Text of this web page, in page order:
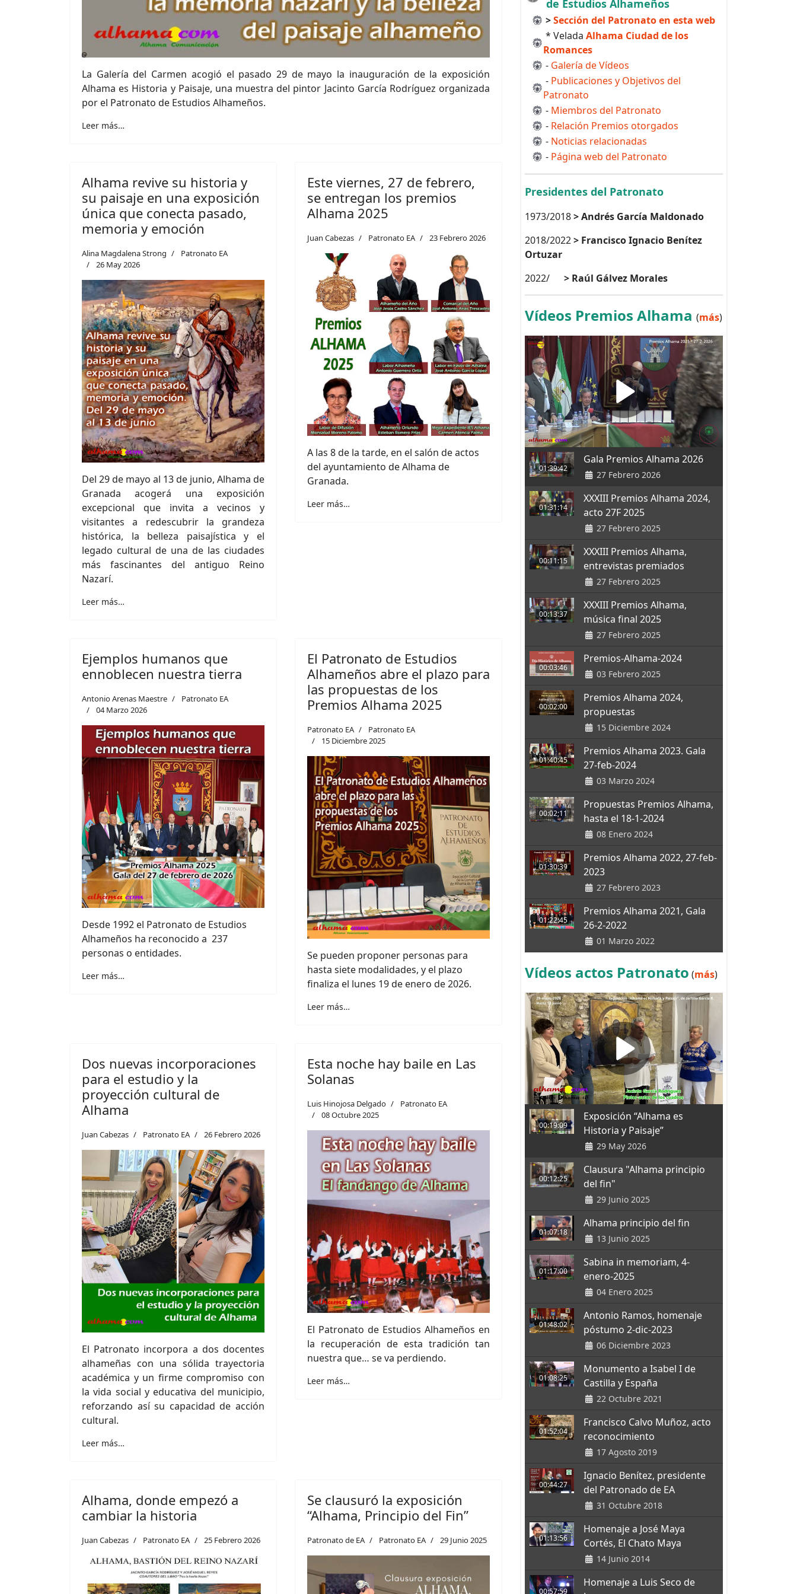
La Galería del Carmen acogió el pasado 29 de mayo la inauguración de la exposición
Alhama es Historia y Paisaje, una muestra del pintor Jacinto García Rodríguez organizada
por el Patronato de Estudios Alhameños.
Leer más…
Alhama revive su historia y
su paisaje en una exposición
única que conecta pasado,
memoria y emoción
Alina Magdalena Strong
Patronato EA
26 May 2026
Del 29 de mayo al 13 de junio, Alhama de
Granada acogerá una exposición
excepcional que invita a vecinos y
visitantes a redescubrir la grandeza
histórica, la belleza paisajística y el
legado cultural de una de las ciudades
más fascinantes del antiguo Reino
Nazarí.
Leer más…
Este viernes, 27 de febrero,
se entregan los premios
Alhama 2025
Juan Cabezas Patronato EA 23 Febrero 2026
A las 8 de la tarde, en el salón de actos
del ayuntamiento de Alhama de
Granada.
Leer más…
Ejemplos humanos que
ennoblecen nuestra tierra
Antonio Arenas Maestre
Patronato EA
04 Marzo 2026
Desde 1992 el Patronato de Estudios
Alhameños ha reconocido a 237
personas o entidades.
Leer más…
El Patronato de Estudios
Alhameños abre el plazo para
las propuestas de los
Premios Alhama 2025
Patronato EA
Patronato EA
15 Diciembre 2025
Se pueden proponer personas para
hasta siete modalidades, y el plazo
finaliza el lunes 19 de enero de 2026.
Leer más…
Dos nuevas incorporaciones
para el estudio y la
proyección cultural de
Alhama
Juan Cabezas Patronato EA 26 Febrero 2026
El Patronato incorpora a dos docentes
alhameñas con una sólida trayectoria
académica y un firme compromiso con
la vida social y educativa del municipio,
reforzando así su capacidad de acción
cultural.
Leer más…
Esta noche hay baile en Las
Solanas
Luis Hinojosa Delgado
Patronato EA
08 Octubre 2025
El Patronato de Estudios Alhameños en
la recuperación de esta tradición tan
nuestra que… se va perdiendo.
Leer más…
Alhama, donde empezó a
cambiar la historia
Juan Cabezas Patronato EA 25 Febrero 2026
Se clausuró la exposición
“Alhama, Principio del Fin”
Patronato de EA Patronato EA 29 Junio 2025
de Estudios Alhameños
>Sección del Patronato en esta web
* Velada Alhama Ciudad de los
Romances
- Galería de Vídeos
- Publicaciones y Objetivos del
Patronato
- Miembros del Patronato
- Relación Premios otorgados
- Noticias relacionadas
- Página web del Patronato
Presidentes del Patronato
1973/2018> Andrés García Maldonado
2018/2022> Francisco Ignacio Benítez
Ortuzar
2022/
> Raúl Gálvez Morales
Vídeos Premios Alhama (más)
01:39:42
Gala Premios Alhama 2026
27 Febrero 2026
01:31:14
XXXIII Premios Alhama 2024,
acto 27F 2025
27 Febrero 2025
00:11:15
XXXIII Premios Alhama,
entrevistas premiados
27 Febrero 2025
00:13:37
XXXIII Premios Alhama,
música final 2025
27 Febrero 2025
00:03:46
Premios-Alhama-2024
03 Febrero 2025
00:02:00
Premios Alhama 2024,
propuestas
15 Diciembre 2024
01:40:45
Premios Alhama 2023. Gala
27-feb-2024
03 Marzo 2024
00:02;11
Propuestas Premios Alhama,
hasta el 18-1-2024
08 Enero 2024
01:30:39
Premios Alhama 2022, 27-feb-
2023
27 Febrero 2023
01:22:45
Premios Alhama 2021, Gala
26-2-2022
01 Marzo 2022
Vídeos actos Patronato (más)
00:19:09
Exposición “Alhama es
Historia y Paisaje”
29 May 2026
00:12:25
Clausura "Alhama principio
del fin"
29 Junio 2025
01:07:18
Alhama principio del fin
13 Junio 2025
01:17:00
Sabina in memoriam, 4-
enero-2025
04 Enero 2025
01:48:02
Antonio Ramos, homenaje
póstumo 2-dic-2023
06 Diciembre 2023
01:08:25
Monumento a Isabel I de
Castilla y España
22 Octubre 2021
01:52:04
Francisco Calvo Muñoz, acto
reconocimiento
17 Agosto 2019
00:44:27
Ignacio Benítez, presidente
del Patronado de EA
31 Octubre 2018
01:13:56
Homenaje a José Maya
Cortés, El Chato Maya
14 Junio 2014
00:57:59
Homenaje a Luis Seco de